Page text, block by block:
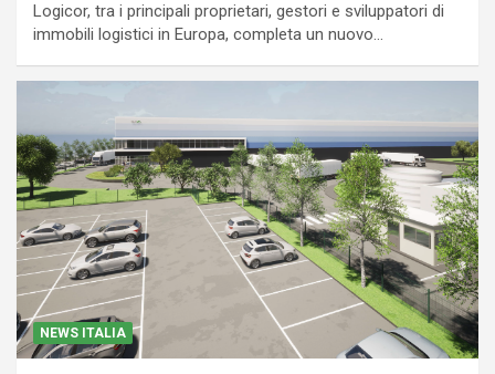
Logicor, tra i principali proprietari, gestori e sviluppatori di
immobili logistici in Europa, completa un nuovo…
NEWS ITALIA